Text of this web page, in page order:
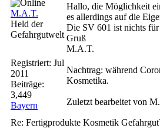
M.A.T.
Held der
Gefahrgutwelt
Registriert: Jul
2011
Beiträge:
3,449
Bayern
Hallo, die Möglichkeit
es allerdings auf die
Die SV 601 ist nichts
Gruß
M.A.T.
Nachtrag: während
Kosmetika.
Zuletzt bearbeitet von
Re: Fertigprodukte Kosmetik